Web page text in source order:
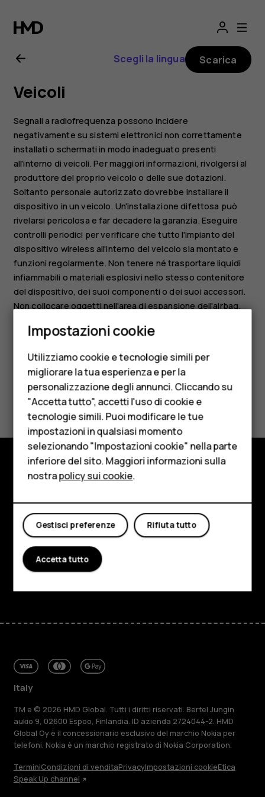
Manuale
d’uso
del
Nokia
4.2
Smartphone
Cellulari
Telefoni per anziani
Accessori
HMD Terra M
Per le imprese
Tablet
Negozio
Il mio account
Scegli la lingua Scarica
Veicoli
Segnali a radiofrequenza possono incidere
negativamente su sistemi elettronici non correttamente
installati o schermati in modo inadeguato presenti
all'interno di veicoli. Per maggiori informazioni, rivolgersi al
produttore del proprio veicolo o delle sue dotazioni.
Soltanto personale autorizzato dovrebbe installare il
dispositivo in un veicolo. Un'installazione difettosa può
rivelarsi pericolosa e far decadere la garanzia. Eseguire
controlli periodici per verificare che tutto l'impianto del
dispositivo wireless all'interno del veicolo sia montato e
funzioni regolarmente. Non tenere né trasportare liquidi
infiammabili o materiali esplosivi nello stesso contenitore
del dispositivo, dei suoi componenti o dei suoi accessori.
Non collocare oggetti nell'area di espansione dell'airbag.
Ti è stato d'aiuto?
Sì No
Negozio
Informazioni su
Planet and people
Assistenza
FacebookInstagram
Tiktok
Italy
TM e © 2026 HMD Global. Tutti i diritti riservati. Bertel Jungin
aukio 9, 02600 Espoo, Finlandia. ID azienda 2724044-2. HMD
Global Oy è il concessionario esclusivo del marchio Nokia per
telefoni. Nokia è un marchio registrato di Nokia Corporation.
TerminiCondizioni di venditaPrivacyImpostazioni cookieEtica
Speak Up channel
Impostazioni cookie
Utilizziamo cookie e tecnologie simili per
migliorare la tua esperienza e per la
personalizzazione degli annunci. Cliccando su
"Accetta tutto", accetti l'uso di cookie e
tecnologie simili. Puoi modificare le tue
impostazioni in qualsiasi momento
selezionando "Impostazioni cookie" nella parte
inferiore del sito. Maggiori informazioni sulla
nostrapolicy sui cookie.
Rifiuta tutto
Gestisci preferenze
Accetta tutto